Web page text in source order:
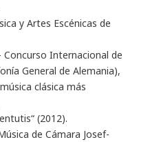
y Artes Escénicas de
Concurso Internacional de
General de Alemania),
clásica más
(2012).
de Cámara Josef-